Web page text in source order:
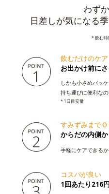
わず
日差しが気になる
* 飲む時
飲むだけのケア
お出かけ前に
しかも小さめパッ
持ち運びに便利なの
* 1日目安量
すみずみまでＯ
からだの内側
手軽にケアできる
コスパが良い
1回あたり216